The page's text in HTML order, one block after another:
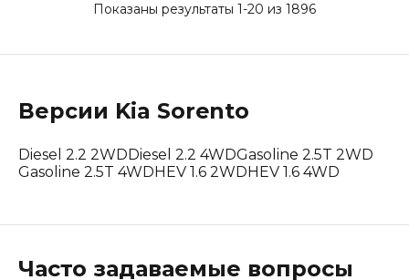
Показаны результаты 1-20 из 1896
Версии Kia Sorento
Diesel 2.2 2WDDiesel 2.2 4WDGasoline 2.5T 2WD
Gasoline 2.5T 4WDHEV 1.6 2WDHEV 1.6 4WD
Часто задаваемые вопросы